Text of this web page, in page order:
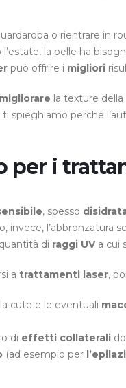
o rientrare in
l’estate, la pelle ha
può offrire i migliori
migliorare la texture della
spieghiamo perché
per i
, spesso
invece, l’abbronzatura
di raggi UVa cui
a trattamenti laser,
cute e le eventuali
di effetti collaterali
(ad esempio per